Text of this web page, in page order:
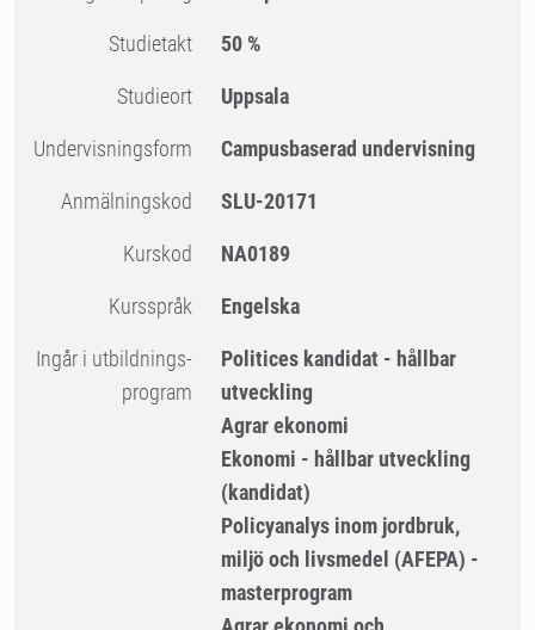
Studietakt 50 %
Studieort Uppsala
Undervisningsform Campusbaserad undervisning
Anmälningskod SLU-20171
Kurskod NA0189
Kursspråk Engelska
Ingår i utbildnings-
program
Politices kandidat - hållbar
utveckling
Agrar ekonomi
Ekonomi - hållbar utveckling
(kandidat)
Policyanalys inom jordbruk,
miljö och livsmedel (AFEPA) -
masterprogram